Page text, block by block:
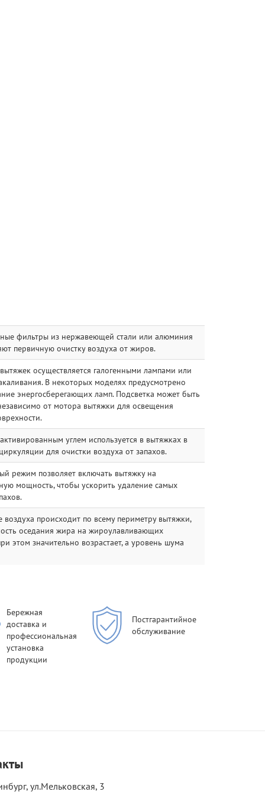
фильтры из нержавеющей стали или алюминия
первичную очистку воздуха от жиров.
осуществляется галогенными лампами или
В некоторых моделях предусмотрено
энергосберегающих ламп. Подсветка может быть
от мотора вытяжки для освещения
углем используется в вытяжках в
для очистки воздуха от запахов.
режим позволяет включать вытяжку на
мощность, чтобы ускорить удаление самых
воздуха происходит по всему периметру вытяжки,
оседания жира на жироулавливающих
этом значительно возрастает, а уровень шума
Бережная
доставка и
профессиональная
установка
продукции
Постгарантийное
обслуживание
ул.Мельковская, 3